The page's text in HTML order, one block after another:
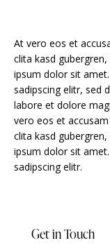
At vero eos et
clita kasd
ipsum dolor sit
sadipscing elitr, sed
labore et dolore
vero eos et
clita kasd
ipsum dolor sit
sadipscing elitr.
Get in Touch